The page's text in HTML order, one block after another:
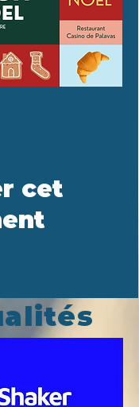
cet